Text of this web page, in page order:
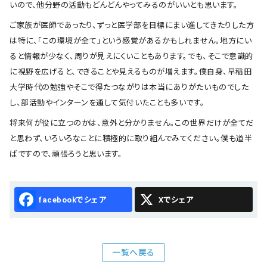
いので、他分野の活動もどんどんやってみるのがいいとも思います。
ご家族が医師であったり、ずっと医学部を目標にまい進してきたりした方
は特に、「この環境が全て」という感覚があるかもしれません。地方にい
ると情報が少なく、周りが見えにくいこともあります。でも、そこで意識的
に視野を広げると、できることや見えるものが増えます。僕自身、早稲田
大学時代の勉強やそこで得たつながりは本当にありがたいものでした
し、部活動やインターンを通して気付いたことも多いです。
将来何が役に立つのかは、意外と分かりません。この世界だけが全てだ
と思わず、いろいろなことに積極的に取り組んでみてください。僕も道半
ばですので、頑張ろうと思います。
Facebook X
一覧へ戻る